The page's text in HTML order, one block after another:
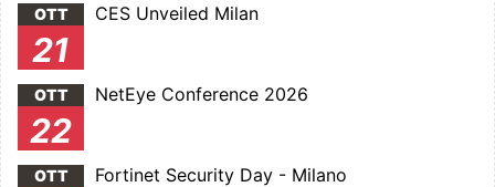
OTT
21
CES Unveiled Milan
OTT
22
NetEye Conference 2026
OTT Fortinet Security Day - Milano